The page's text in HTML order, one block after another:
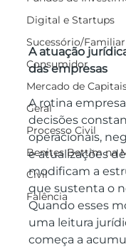
Digital e Startups
Sucessório/Familiar
Consumidor
Mercado de
Geral
Processo Civil
Benites Bettim na
Civil
Falência
A atuação
das empresas
A rotina
decisões
operacionais,
e atualizações
modificam a
que sustenta o
Quando esses
uma leitura
começa a